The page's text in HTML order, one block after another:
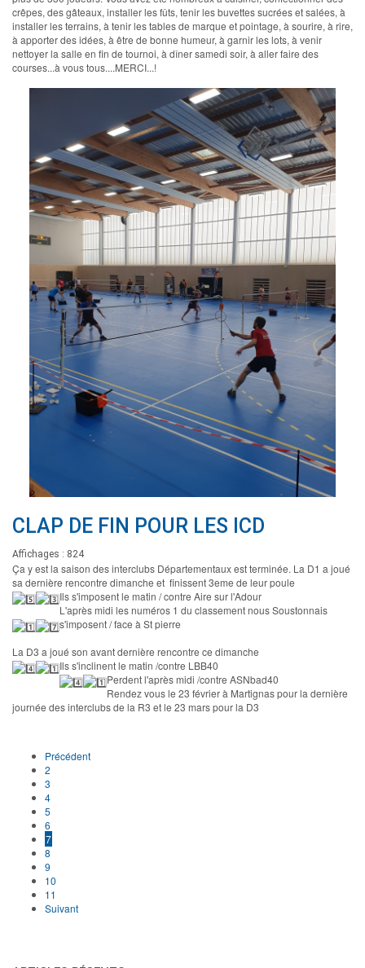
crêpes, des gâteaux, installer les fûts, tenir les buvettes sucrées et salées, à
installer les terrains, à tenir les tables de marque et pointage, à sourire, à rire,
à apporter des idées, à être de bonne humeur, à garnir les lots, à venir
nettoyer la salle en fin de tournoi, à dîner samedi soir, à aller faire des
courses...à vous tous....MERCI...!
CLAP DE FIN POUR LES ICD
Affichages : 824
Ça y est la saison des interclubs Départementaux est terminée. La D1 a joué
sa dernière rencontre dimanche et finissent 3eme de leur poule
Ils s'imposent le matin /contre Aire sur l'Adour
L'après midi les numéros 1 du classement nous Soustonnais
s'imposent/face à St pierre
La D3 a joué son avant dernière rencontre ce dimanche
Ils s'inclinent le matin /contre LBB40
Perdent l'après midi /contre ASNbad40
Rendez vous le 23 février à Martignas pour la dernière
journée des interclubs de la R3 et le 23 mars pour la D3
Précédent
2
3
4
5
6
7
8
9
10
11
Suivant